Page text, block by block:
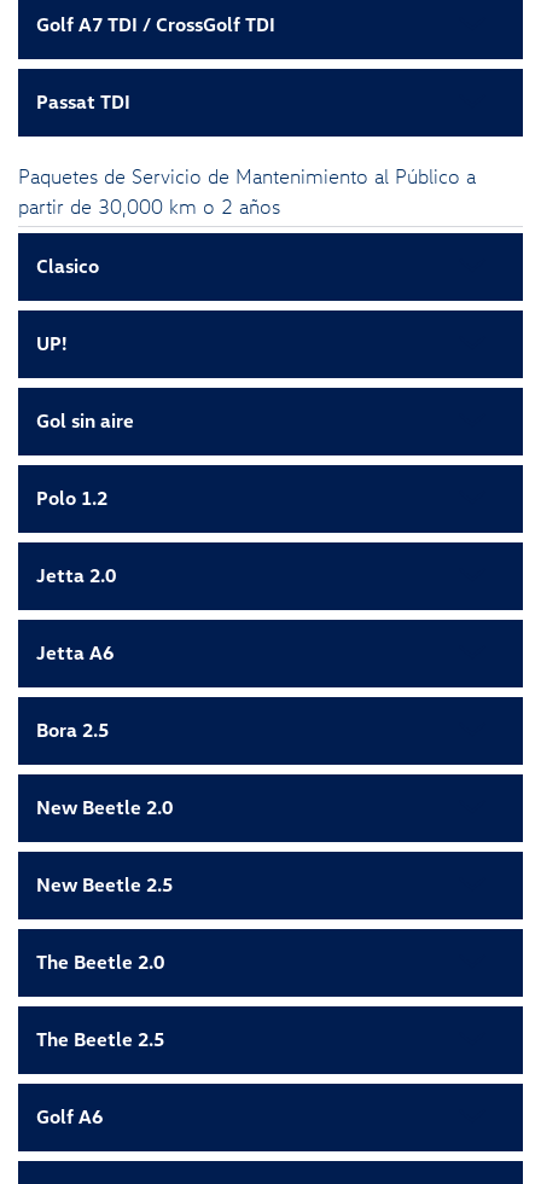
Golf A7 TDI / CrossGolf TDI
Passat TDI
Paquetes de Servicio de Mantenimiento al Público a
partir de 30,000 km o 2 años
Clasico
UP!
Gol sin aire
Polo 1.2
Jetta 2.0
Jetta A6
Bora 2.5
New Beetle 2.0
New Beetle 2.5
The Beetle 2.0
The Beetle 2.5
Golf A6